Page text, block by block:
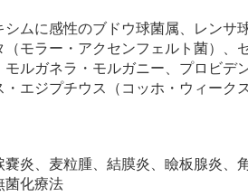
シムに感性のブドウ球菌属、レンサ
（モラー・アクセンフェルト菌）、
モルガネラ・モルガニー、プロビデ
・エジプチウス（コッホ・ウィーク
嚢炎、麦粒腫、結膜炎、瞼板腺炎、
菌化療法